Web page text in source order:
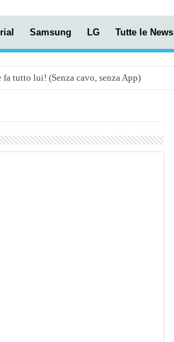
Samsung LG Tutte le News
tutto lui! (Senza cavo, senza App)
come va in strada